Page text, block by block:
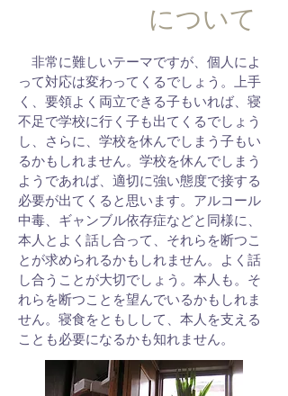
について
非常に難しいテーマですが、個人によ
って対応は変わってくるでしょう。上手
く、要領よく両立できる子もいれば、寝
不足で学校に行く子も出てくるでしょう
し、さらに、学校を休んでしまう子もい
るかもしれません。学校を休んでしまう
ようであれば、適切に強い態度で接する
必要が出てくると思います。アルコール
中毒、ギャンブル依存症などと同様に、
本人とよく話し合って、それらを断つこ
とが求められるかもしれません。よく話
し合うことが大切でしょう。本人も。そ
れらを断つことを望んでいるかもしれま
せん。寝食をともしして、本人を支える
ことも必要になるかも知れません。